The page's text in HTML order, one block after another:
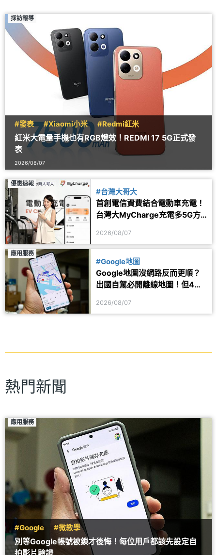
採訪報導
#發表 #Xiaomi小米 #Redmi紅米
紅米大電量手機也有RGB燈效！REDMI 17 5G正式發
表
2026/08/07
優惠速報
#台灣大哥大
首創電信資費結合電動車充電！
台灣大MyCharge充電多5G方
2026/08/07
應用服務
#Google地圖
Google地圖沒網路反而更順？
出國自駕必開離線地圖！但4項
2026/08/07
熱門新聞
應用服務
#Google #微教學
別等Google帳號被鎖才後悔！每位用戶都該先設定自